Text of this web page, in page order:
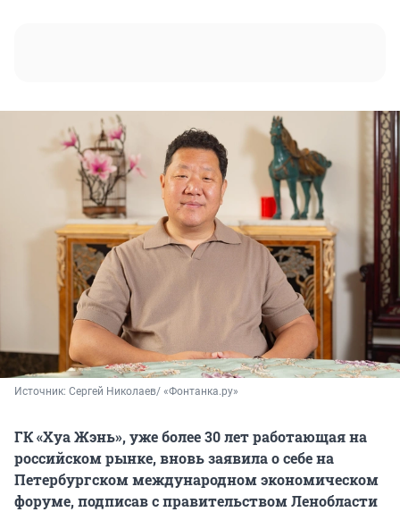
Источник: Сергей Николаев/ «Фонтанка.ру»
ГК «Хуа Жэнь», уже более 30 лет работающая на
российском рынке, вновь заявила о себе на
Петербургском международном экономическом
форуме, подписав с правительством Ленобласти